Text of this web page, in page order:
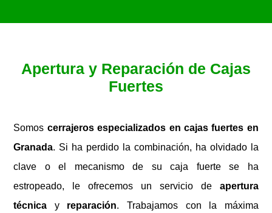
Apertura y Reparación de Cajas
Fuertes
Somos cerrajeros especializados en cajas fuertes en
Granada. Si ha perdido la combinación, ha olvidado la
clave o el mecanismo de su caja fuerte se ha
estropeado, le ofrecemos un servicio de apertura
técnica y reparación. Trabajamos con la máxima